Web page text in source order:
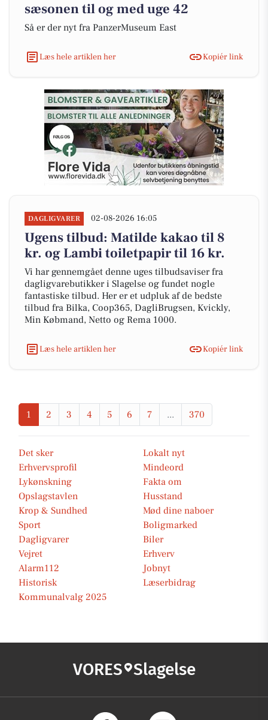
sæsonen til og med uge 42
Så er der nyt fra PanzerMuseum East
Læs hele artiklen her Kopiér link
DAGLIGVARER 02-08-2026 16:05
Ugens tilbud: Matilde kakao til 8
kr. og Lambi toiletpapir til 16 kr.
Vi har gennemgået denne uges tilbudsaviser fra
dagligvarebutikker i Slagelse og fundet nogle
fantastiske tilbud. Her er et udpluk af de bedste
tilbud fra Bilka, Coop365, DagliBrugsen, Kvickly,
Min Købmand, Netto og Rema 1000.
Læs hele artiklen her Kopiér link
1 2 3 4 5 6 7 ... 370
Det sker
Lokalt nyt
Erhvervsprofil
Mindeord
Lykønskning
Fakta om
Opslagstavlen
Husstand
Krop & Sundhed
Mød dine naboer
Sport
Boligmarked
Dagligvarer
Biler
Vejret
Erhverv
Alarm112
Jobnyt
Historisk
Læserbidrag
Kommunalvalg 2025
VORES Slagelse